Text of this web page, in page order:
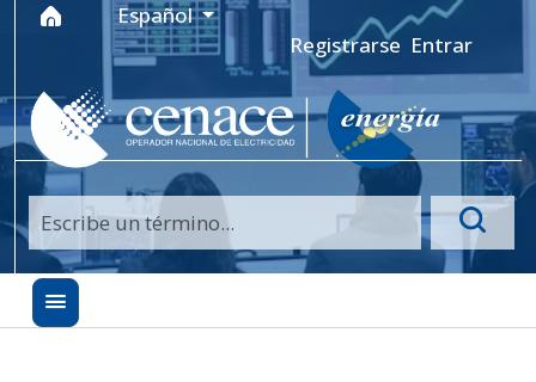
Ir al menú de navegación principal
Ir al contenido principal
Ir al pie de página del sitio
Idioma
Español
Registrarse Entrar